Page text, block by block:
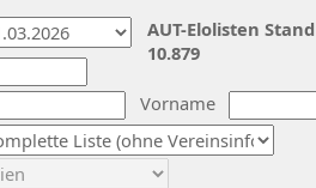
Vorname
AUT-Elolisten
10.879